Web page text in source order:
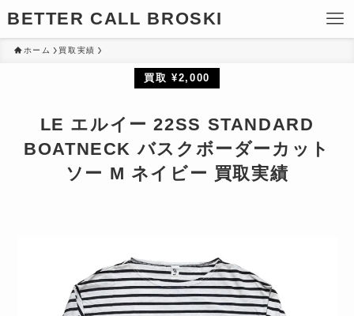
BETTER CALL BROSKI
ホーム 買取実績
買取 ¥2,000
LE エルイー 22SS STANDARD
BOATNECK バスクボーダーカット
ソー M ネイビー 買取実績